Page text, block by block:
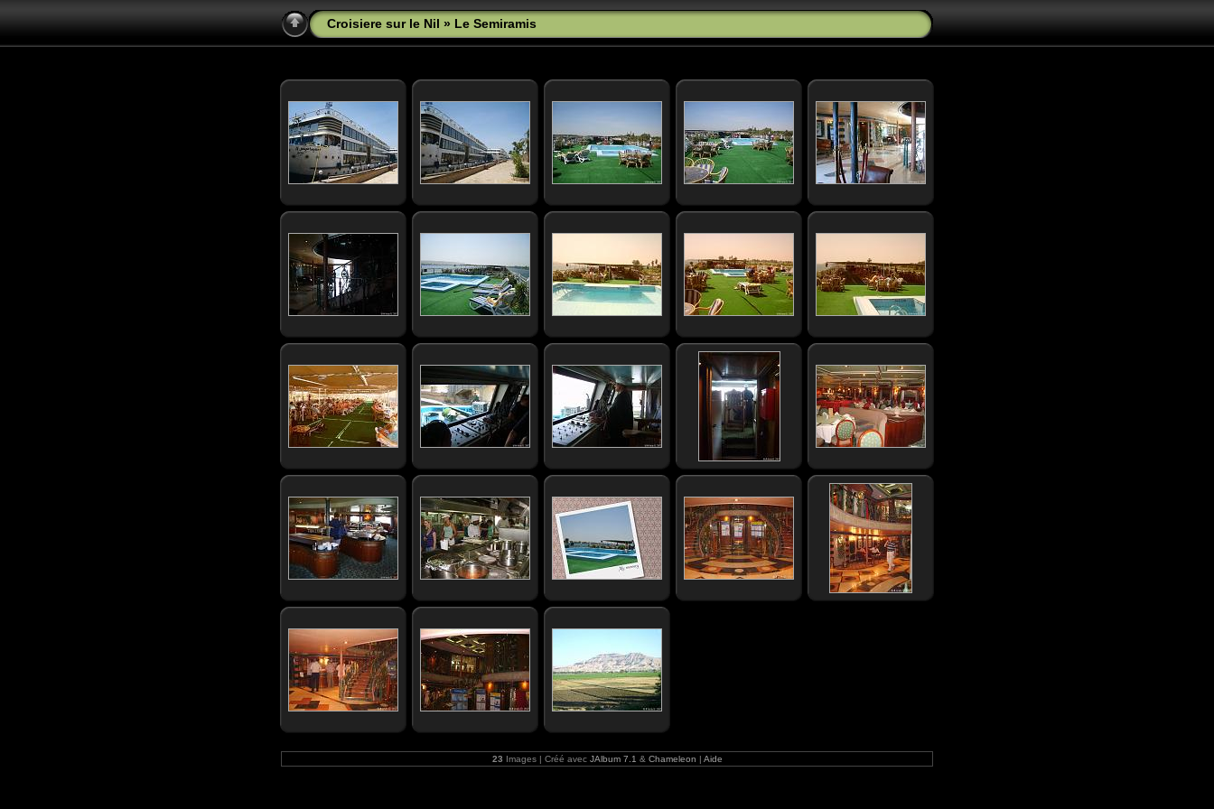
Croisiere sur le Nil » Le Semiramis
23 Images | Créé avec JAlbum 7.1 & Chameleon | Aide